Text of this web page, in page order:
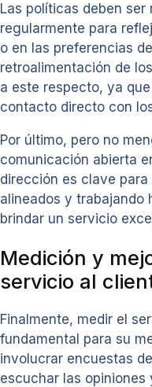
Las políticas deben
regularmente para
o en las preferencias
retroalimentación de
a este respecto, ya
contacto directo con
Por último, pero no
comunicación abierta
dirección es clave
alineados y trabajando
brindar un servicio
Medición y
servicio al
Finalmente, medir el
fundamental para su
involucrar encuestas
escuchar las